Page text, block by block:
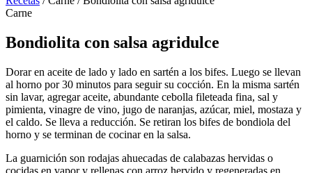
Carne
Bondiolita con salsa agridulce
Dorar en aceite de lado y lado en sartén a los bifes. Luego se llevan
al horno por 30 minutos para seguir su cocción. En la misma sartén
sin lavar, agregar aceite, abundante cebolla fileteada fina, sal y
pimienta, vinagre de vino, jugo de naranjas, azúcar, miel, mostaza y
el caldo. Se lleva a reducción. Se retiran los bifes de bondiola del
horno y se terminan de cocinar en la salsa.
La guarnición son rodajas ahuecadas de calabazas hervidas o
cocidas en vapor y rellenas con arroz hervido y regeneradas en